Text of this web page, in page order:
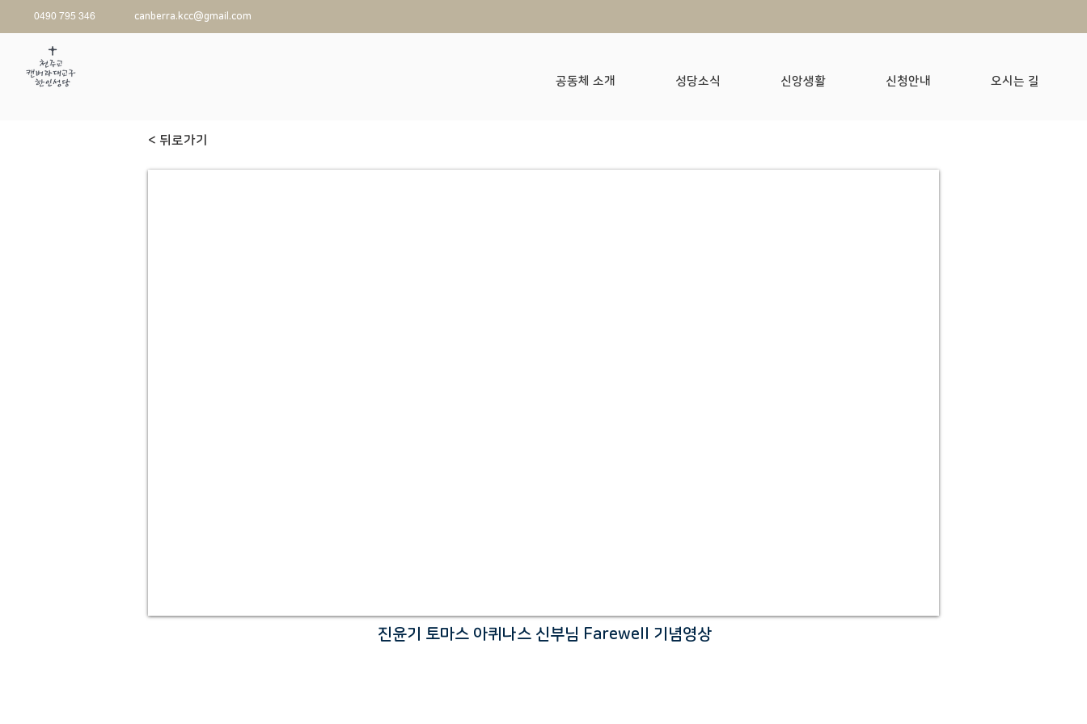
공동체 소개 성당소식 신앙생활 신청안내 오시는 길
0490 795 346 canberra.kcc@gmail.com
< 뒤로가기
진윤기 토마스 아퀴나스 신부님 Farewell 기념영상